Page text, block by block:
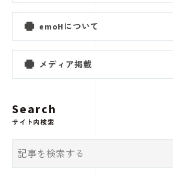
emoHについて
メディア掲載
Search
サイト内検索